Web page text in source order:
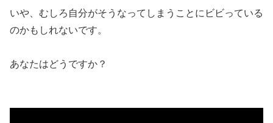
いや、むしろ自分がそうなってしまうことにビビっている
のかもしれないです。
あなたはどうですか？